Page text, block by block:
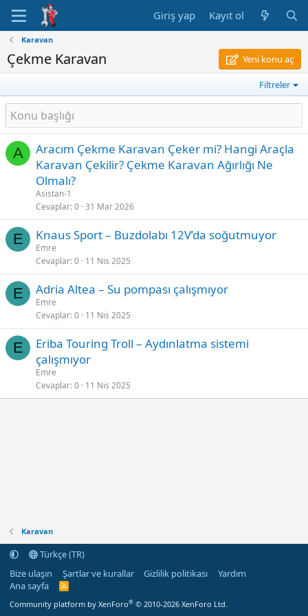
Giriş yap Kayıt ol
Karavan
Çekme Karavan Yeni konu aç
Filtreler
A
Aracım Çekme Karavan Çeker mi? Hangi Araçla
Karavan Çekilir? Çekme Karavan Ağırlığı Ne
Olmalı?
Asistan-1
Cevaplar 0 31 Mar 2026
E Knaus Sport – Buzdolabı 12V’da soğutmuyor
Emre
Cevaplar 0 11 Nis 2025
E Adria Altea – Su pompası çalışmıyor
Emre
Cevaplar 0 11 Nis 2025
E
Eriba Touring Troll – Aydınlatma sistemi
çalışmıyor
Emre
Cevaplar 0 11 Nis 2025
Karavan
Türkçe (TR)
Bize ulaşın
Şartlar ve kurallar Gizlilik politikası
Yardım
Ana sayfa
R
S
Community platform by XenForo® © 2010-2026 XenForo Ltd.